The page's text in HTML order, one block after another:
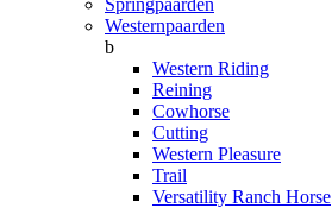
Springpaarden
Westernpaarden
b
Western Riding
Reining
Cowhorse
Cutting
Western Pleasure
Trail
Versatility Ranch Horse